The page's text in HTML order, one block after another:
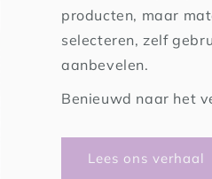
producten, maar
selecteren, zelf
aanbevelen.
Benieuwd naar het
Lees ons verhaal